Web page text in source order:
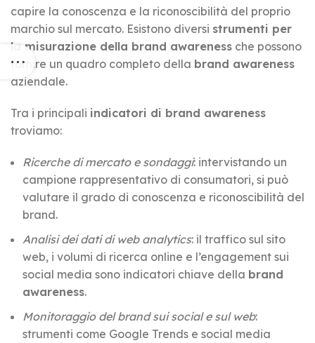
capire la conoscenza e la riconoscibilità del proprio
marchio sul mercato. Esistono diversi strumenti per
la misurazione della brand awareness che possono
fornire un quadro completo della brand awareness
aziendale.
Tra i principali indicatori di brand awareness
troviamo:
Ricerche di mercato e sondaggi: intervistando un
campione rappresentativo di consumatori, si può
valutare il grado di conoscenza e riconoscibilità del
brand.
Analisi dei dati di web analytics: il traffico sul sito
web, i volumi di ricerca online e l’engagement sui
social media sono indicatori chiave della brand
awareness.
Monitoraggio del brand sui social e sul web:
strumenti come Google Trends e social media